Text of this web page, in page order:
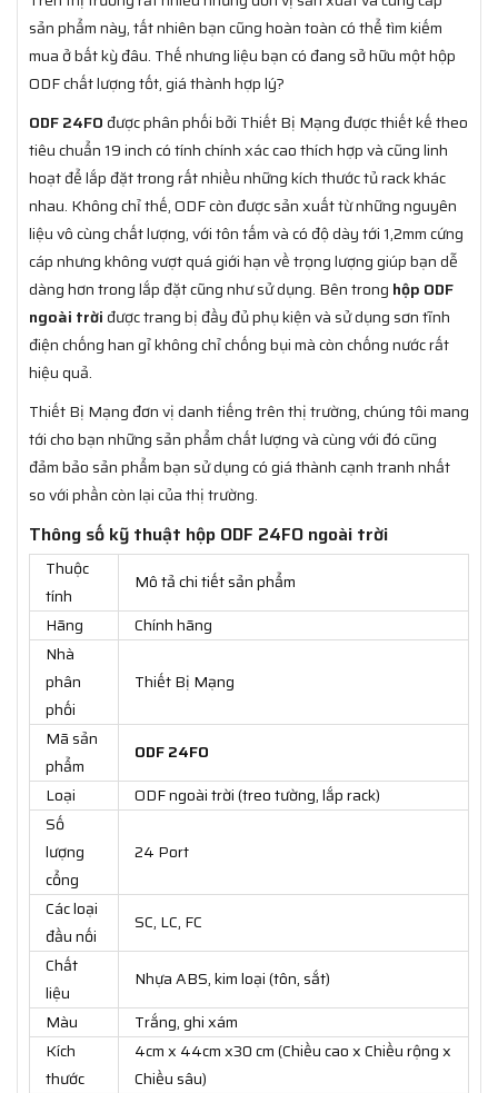
sản phẩm này, tất nhiên bạn cũng hoàn toàn có thể tìm kiếm
mua ở bất kỳ đâu. Thế nhưng liệu bạn có đang sở hữu một hộp
ODF chất lượng tốt, giá thành hợp lý?
ODF 24FO được phân phối bởi Thiết Bị Mạng được thiết kế theo
tiêu chuẩn 19 inch có tính chính xác cao thích hợp và cũng linh
hoạt để lắp đặt trong rất nhiều những kích thước tủ rack khác
nhau. Không chỉ thế, ODF còn được sản xuất từ những nguyên
liệu vô cùng chất lượng, với tôn tấm và có độ dày tới 1,2mm cứng
cáp nhưng không vượt quá giới hạn về trọng lượng giúp bạn dễ
dàng hơn trong lắp đặt cũng như sử dụng. Bên trong hộp ODF
ngoài trời được trang bị đầy đủ phụ kiện và sử dụng sơn tĩnh
điện chống han gỉ không chỉ chống bụi mà còn chống nước rất
hiệu quả.
Thiết Bị Mạng đơn vị danh tiếng trên thị trường, chúng tôi mang
tới cho bạn những sản phẩm chất lượng và cùng với đó cũng
đảm bảo sản phẩm bạn sử dụng có giá thành cạnh tranh nhất
so với phần còn lại của thị trường.
Thông số kỹ thuật hộp ODF 24FO ngoài trời
Thuộc
tính
Mô tả chi tiết sản phẩm
Hãng
Chính hãng
Nhà
phân
phối
Thiết Bị Mạng
Mã sản
phẩm
ODF 24FO
Loại
ODF ngoài trời (treo tường, lắp rack)
Số
lượng
cổng
24 Port
Các loại
đầu nối
SC, LC, FC
Chất
liệu
Nhựa ABS, kim loại (tôn, sắt)
Màu
Trắng, ghi xám
Kích
thước
4cm x 44cm x30 cm (Chiều cao x Chiều rộng x
Chiều sâu)